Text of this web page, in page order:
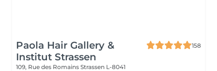
Paola Hair Gallery &
Institut Strassen
158
109, Rue des Romains Strassen L-8041